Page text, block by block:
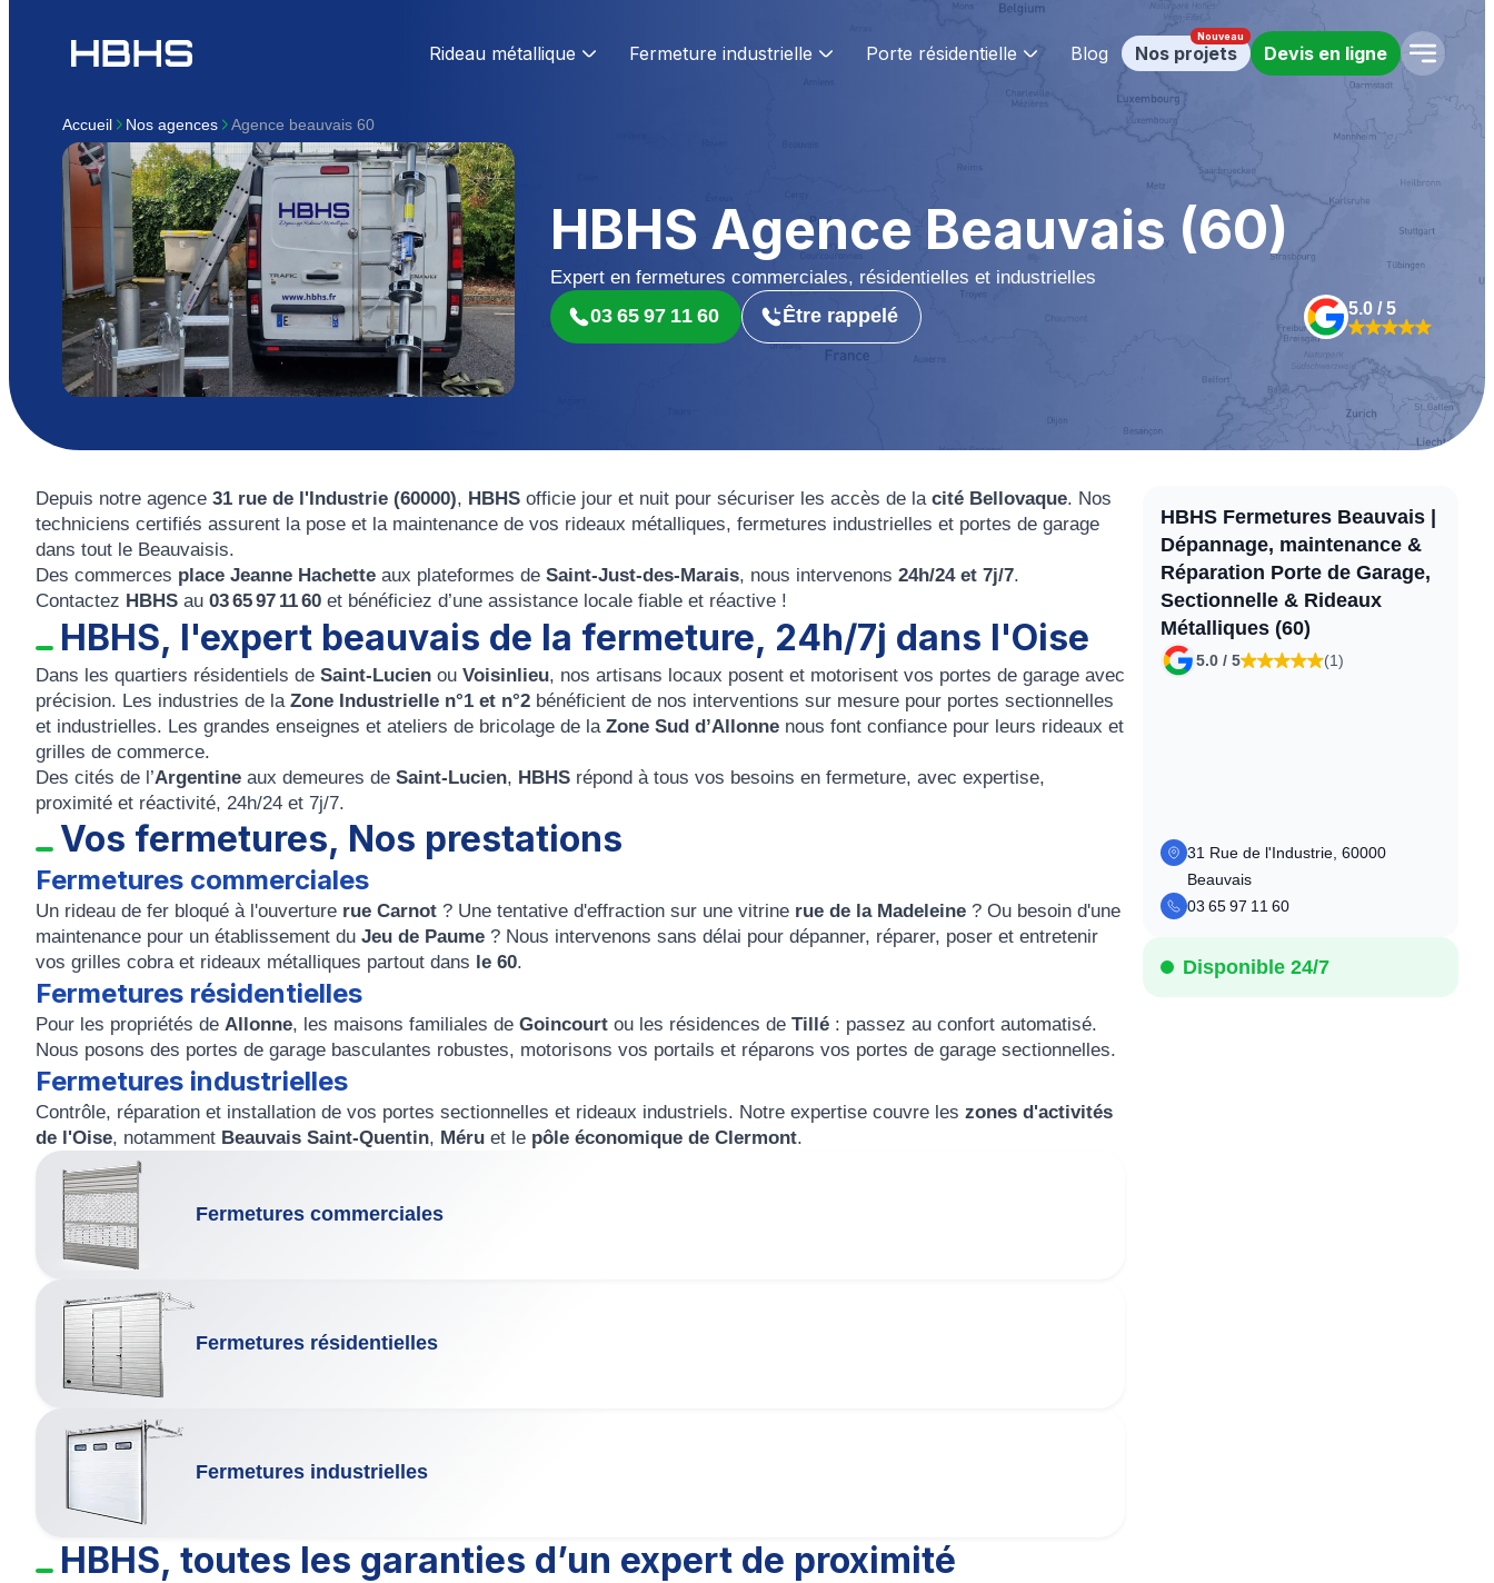
Rideau métallique Fermeture industrielle Porte résidentielle Blog Nos projets Devis en ligne
Accueil nos agences Agence beauvais 60
HBHS Agence Beauvais (60)
Expert en fermetures commerciales, résidentielles et industrielles
03 65 97 11 60 Être rappelé 5.0 / 5
Depuis notre agence 31 rue de l'Industrie (60000), HBHS officie jour et nuit pour sécuriser les accès de la cité Bellovaque. Nos
techniciens certifiés assurent la pose et la maintenance de vos rideaux métalliques, fermetures industrielles et portes de garage
dans tout le Beauvaisis.
Des commerces place Jeanne Hachette aux plateformes de Saint-Just-des-Marais, nous intervenons 24h/24 et 7j/7.
Contactez HBHS au 03 65 97 11 60 et bénéficiez d’une assistance locale fiable et réactive !
HBHS, l'expert beauvais de la fermeture, 24h/7j dans l'Oise
Dans les quartiers résidentiels de Saint-Lucien ou Voisinlieu, nos artisans locaux posent et motorisent vos portes de garage avec
précision. Les industries de la Zone Industrielle n°1 et n°2 bénéficient de nos interventions sur mesure pour portes sectionnelles
et industrielles. Les grandes enseignes et ateliers de bricolage de la Zone Sud d’Allonne nous font confiance pour leurs rideaux et
grilles de commerce.
Des cités de l’Argentine aux demeures de Saint-Lucien, HBHS répond à tous vos besoins en fermeture, avec expertise,
proximité et réactivité, 24h/24 et 7j/7.
Vos fermetures, Nos prestations
Fermetures commerciales
Un rideau de fer bloqué à l'ouverture rue Carnot ? Une tentative d'effraction sur une vitrine rue de la Madeleine ? Ou besoin d'une
maintenance pour un établissement du Jeu de Paume ? Nous intervenons sans délai pour dépanner, réparer, poser et entretenir
vos grilles cobra et rideaux métalliques partout dans le 60.
Fermetures résidentielles
Pour les propriétés de Allonne, les maisons familiales de Goincourt ou les résidences de Tillé : passez au confort automatisé.
Nous posons des portes de garage basculantes robustes, motorisons vos portails et réparons vos portes de garage sectionnelles.
Fermetures industrielles
Contrôle, réparation et installation de vos portes sectionnelles et rideaux industriels. Notre expertise couvre les zones d'activités
de l'Oise, notamment Beauvais Saint-Quentin, Méru et le pôle économique de Clermont.
Fermetures commerciales
Fermetures résidentielles
Fermetures industrielles
HBHS, toutes les garanties d’un expert de proximité
HBHS Fermetures Beauvais |
Dépannage, maintenance &
Réparation Porte de Garage,
Sectionnelle & Rideaux
Métalliques (60)
5.0 / 5 (1)
31 Rue de l'Industrie, 60000
Beauvais
03 65 97 11 60
Disponible 24/7